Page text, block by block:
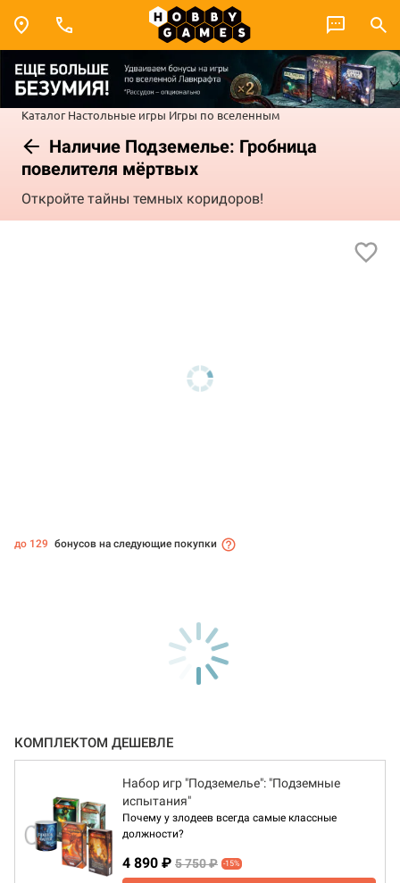
Каталог Настольные игры Игры по вселенным
Наличие Подземелье: Гробница
повелителя мёртвых
Откройте тайны темных коридоров!
до 129 бонусов на следующие покупки
КОМПЛЕКТОМ ДЕШЕВЛЕ
Набор игр "Подземелье": "Подземные
испытания"
Почему у злодеев всегда самые классные
должности?
4 890 ₽ 5 750 ₽ -15%